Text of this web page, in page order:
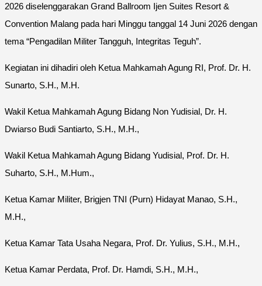
2026 diselenggarakan Grand Ballroom Ijen Suites Resort &
Convention Malang pada hari Minggu tanggal 14 Juni 2026 dengan
tema “Pengadilan Militer Tangguh, Integritas Teguh”.
Kegiatan ini dihadiri oleh Ketua Mahkamah Agung RI, Prof. Dr. H.
Sunarto, S.H., M.H.
Wakil Ketua Mahkamah Agung Bidang Non Yudisial, Dr. H.
Dwiarso Budi Santiarto, S.H., M.H.,
Wakil Ketua Mahkamah Agung Bidang Yudisial, Prof. Dr. H.
Suharto, S.H., M.Hum.,
Ketua Kamar Militer, Brigjen TNI (Purn) Hidayat Manao, S.H.,
M.H.,
Ketua Kamar Tata Usaha Negara, Prof. Dr. Yulius, S.H., M.H.,
Ketua Kamar Perdata, Prof. Dr. Hamdi, S.H., M.H.,